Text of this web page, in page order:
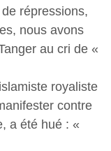
répressions,
nous avons
au cri de «
royaliste
contre
a été hué : «